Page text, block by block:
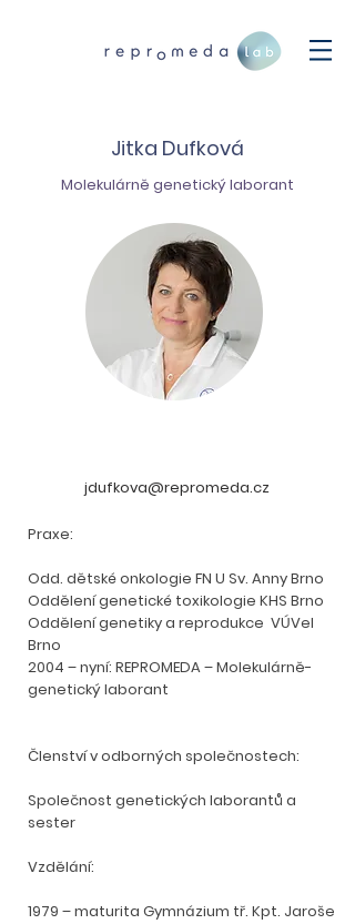
Jitka Dufková
Molekulárně genetický laborant
jdufkova@repromeda.cz
Praxe:
Odd. dětské onkologie FN U Sv. Anny Brno
Oddělení genetické toxikologie KHS Brno
Oddělení genetiky a reprodukce VÚVel
Brno
2004 – nyní: REPROMEDA – Molekulárně-
genetický laborant
Členství v odborných společnostech:
Společnost genetických laborantů a
sester
Vzdělání:
1979 – maturita Gymnázium tř. Kpt. Jaroše